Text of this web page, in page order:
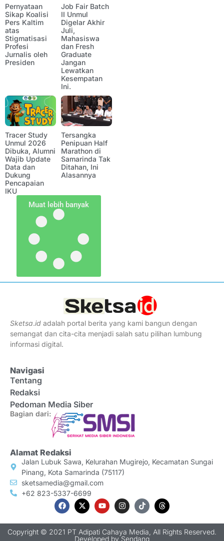
Pernyataan
Sikap Koalisi
Pers Kaltim
atas
Stigmatisasi
Profesi
Jurnalis oleh
Presiden
Job Fair Batch
II Unmul
Digelar Akhir
Juli,
Mahasiswa
dan Fresh
Graduate
Jangan
Lewatkan
Kesempatan
Ini.
Tracer Study
Unmul 2026
Dibuka, Alumni
Wajib Update
Data dan
Dukung
Pencapaian
IKU
Tersangka
Penipuan Half
Marathon di
Samarinda Tak
Ditahan, Ini
Alasannya
Muat lebih banyak
Sketsa.id adalah portal berita yang kami bangun dengan
semangat dan cita-cita menjadi salah satu pilihan lumbung
informasi digital.
Navigasi
Tentang
Redaksi
Pedoman Media Siber
Bagian dari:
Alamat Redaksi
Jalan Lubuk Sawa, Kelurahan Mugirejo, Kecamatan Sungai
Pinang, Kota Samarinda (75117)
sketsamedia@gmail.com
+62 823-5337-6699
Copyright © 2021 PT Adipati Cahaya Media, All Rights Reserved.
Developed bySendang